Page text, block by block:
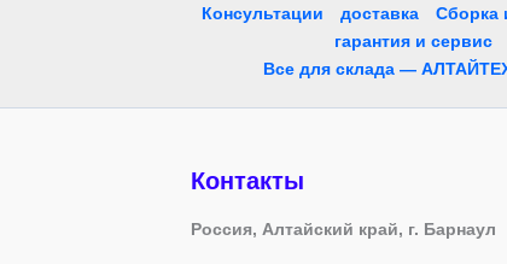
Консультации доставка
Сборка
гарантия и сервис
Все для склада —
Контакты
Россия, Алтайский край, г. Барнаул